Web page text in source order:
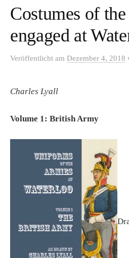
Costumes of
engaged at
Veröffentlicht am Dezember 4, 2018
Charles Lyall
Volume 1: British Army